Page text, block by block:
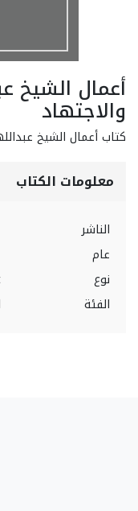
أعمال الشيخ
والاجتهاد
كتاب أعمال الشيخ
معلومات الكتاب
الناشر
عام
نوع
الفئة